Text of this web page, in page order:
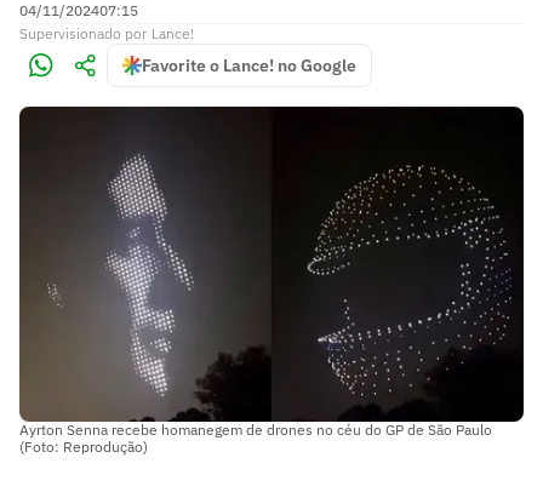
04/11/202407:15
Supervisionado por Lance!
Favorite o Lance! no Google
Ayrton Senna recebe homanegem de drones no céu do GP de São Paulo
(Foto: Reprodução)